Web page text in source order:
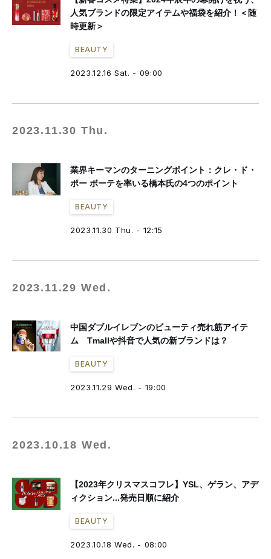
人気ブランドの限定アイテムや福袋を紹介！＜随
時更新＞
BEAUTY
2023.12.16 Sat. - 09:00
2023.11.30 Thu.
業界キーマンのターニングポイント：クレ・ド・
ポー ボーテを率いる橋本氏の4つのポイント
BEAUTY
2023.11.30 Thu. - 12:15
2023.11.29 Wed.
中国ダブルイレブンのビューティ売れ筋アイテ
ム Tmallや抖音で人気の新ブランドは？
BEAUTY
2023.11.29 Wed. - 19:00
2023.10.18 Wed.
【2023年クリスマスコフレ】YSL、ゲラン、アデ
ィクション...発売日順に紹介
BEAUTY
2023.10.18 Wed. - 08:00